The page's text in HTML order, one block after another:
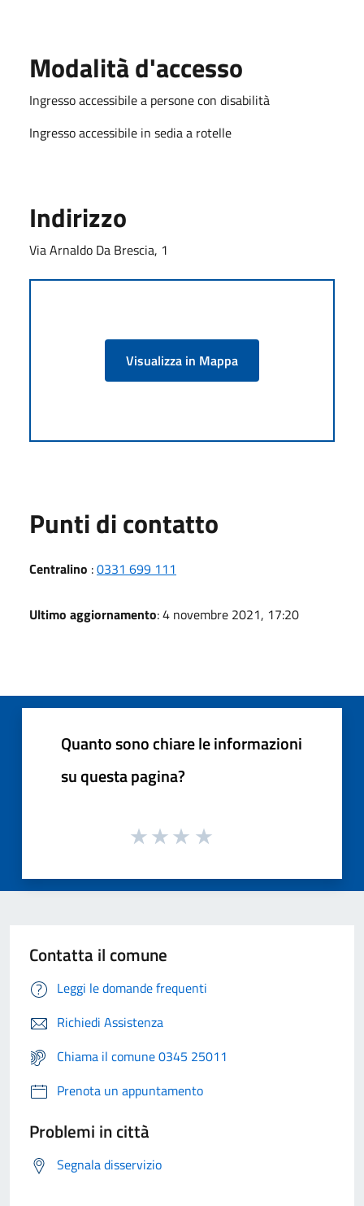
Modalità d'accesso
Ingresso accessibile a persone con disabilità
Ingresso accessibile in sedia a rotelle
Indirizzo
Via Arnaldo Da Brescia, 1
Visualizza in Mappa
Punti di contatto
Centralino :0331 699 111
Ultimo aggiornamento: 4 novembre 2021, 17:20
Quanto sono chiare le informazioni
su questa pagina?
Contatta il comune
Leggi le domande frequenti
Richiedi Assistenza
Chiama il comune 0345 25011
Prenota un appuntamento
Problemi in città
Segnala disservizio